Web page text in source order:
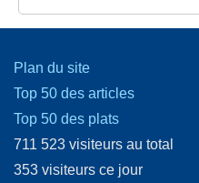
Plan du site
Top 50 des articles
Top 50 des plats
711 523 visiteurs au total
353 visiteurs ce jour